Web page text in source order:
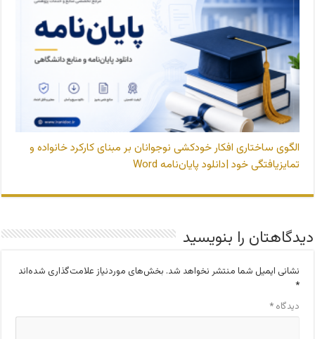
الگوی ساختاری افکار خودکشی نوجوانان بر مبنای کارکرد خانواده و
تمایزیافتگی خود |دانلود پایان‌نامه Word
دیدگاهتان را بنویسید
نشانی ایمیل شما منتشر نخواهد شد. بخش‌های موردنیاز علامت‌گذاری شده‌اند
*
دیدگاه*